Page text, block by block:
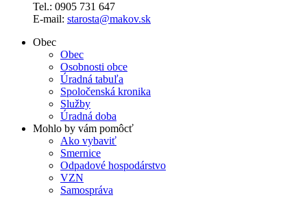
Tel.: 0905 731 647
E-mail: starosta@makov.sk
Obec
Obec
Osobnosti obce
Úradná tabuľa
Spoločenská kronika
Služby
Úradná doba
Mohlo by vám pomôcť
Ako vybaviť
Smernice
Odpadové hospodárstvo
VZN
Samospráva